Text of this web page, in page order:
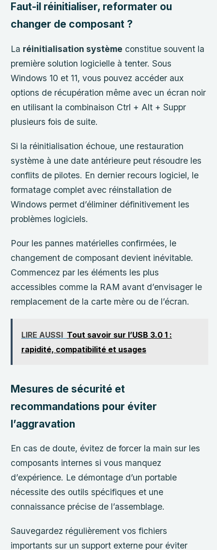
Faut-il réinitialiser, reformater ou
changer de composant ?
La réinitialisation système constitue souvent la
première solution logicielle à tenter. Sous
Windows 10 et 11, vous pouvez accéder aux
options de récupération même avec un écran noir
en utilisant la combinaison Ctrl + Alt + Suppr
plusieurs fois de suite.
Si la réinitialisation échoue, une restauration
système à une date antérieure peut résoudre les
conflits de pilotes. En dernier recours logiciel, le
formatage complet avec réinstallation de
Windows permet d’éliminer définitivement les
problèmes logiciels.
Pour les pannes matérielles confirmées, le
changement de composant devient inévitable.
Commencez par les éléments les plus
accessibles comme la RAM avant d’envisager le
remplacement de la carte mère ou de l’écran.
LIRE AUSSI Tout savoir sur l’USB 3.0 1 :
rapidité, compatibilité et usages
Mesures de sécurité et
recommandations pour éviter
l’aggravation
En cas de doute, évitez de forcer la main sur les
composants internes si vous manquez
d’expérience. Le démontage d’un portable
nécessite des outils spécifiques et une
connaissance précise de l’assemblage.
Sauvegardez régulièrement vos fichiers
importants sur un support externe pour éviter